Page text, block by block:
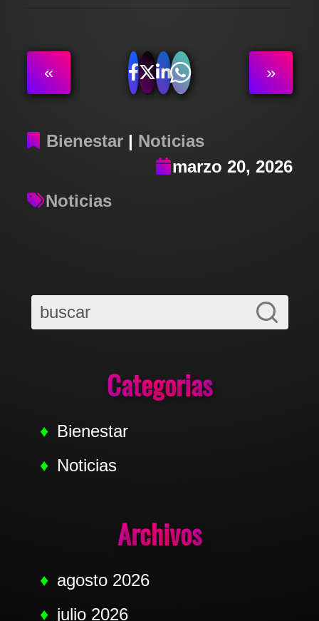
Categorias
Bienestar
Noticias
Archivos
agosto 2026
julio 2026
»
«
Bienestar| Noticias
marzo 20, 2026
Noticias